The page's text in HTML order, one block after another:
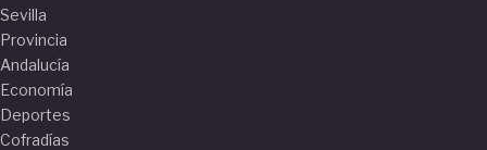
Sevilla
Provincia
Andalucía
Economía
Deportes
Cofradías